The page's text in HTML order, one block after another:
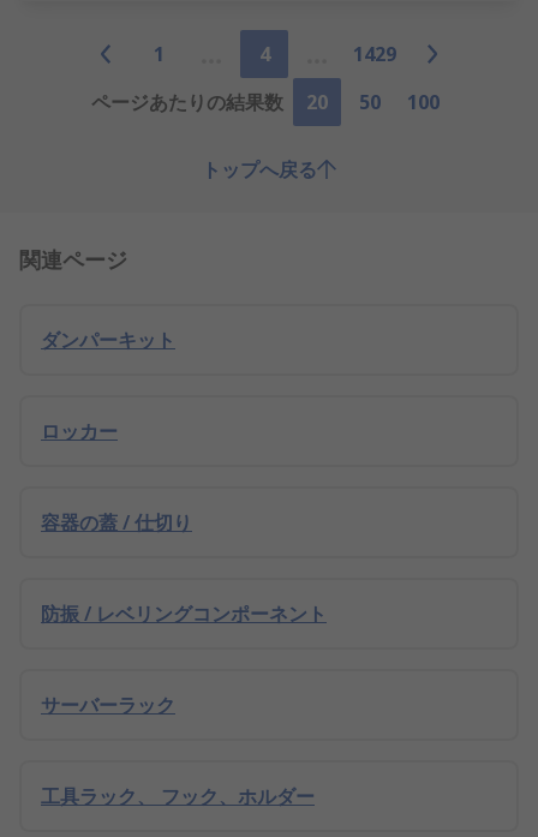
1 4
1429
ページあたりの結果数
20 50 100
トップへ戻る
関連ページ
ダンパーキット
ロッカー
容器の蓋 / 仕切り
防振 / レベリングコンポーネント
サーバーラック
工具ラック、 フック、ホルダー